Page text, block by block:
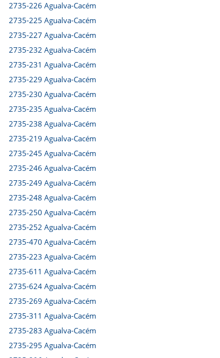
2735-226 Agualva-Cacém
2735-225 Agualva-Cacém
2735-227 Agualva-Cacém
2735-232 Agualva-Cacém
2735-231 Agualva-Cacém
2735-229 Agualva-Cacém
2735-230 Agualva-Cacém
2735-235 Agualva-Cacém
2735-238 Agualva-Cacém
2735-219 Agualva-Cacém
2735-245 Agualva-Cacém
2735-246 Agualva-Cacém
2735-249 Agualva-Cacém
2735-248 Agualva-Cacém
2735-250 Agualva-Cacém
2735-252 Agualva-Cacém
2735-470 Agualva-Cacém
2735-223 Agualva-Cacém
2735-611 Agualva-Cacém
2735-624 Agualva-Cacém
2735-269 Agualva-Cacém
2735-311 Agualva-Cacém
2735-283 Agualva-Cacém
2735-295 Agualva-Cacém